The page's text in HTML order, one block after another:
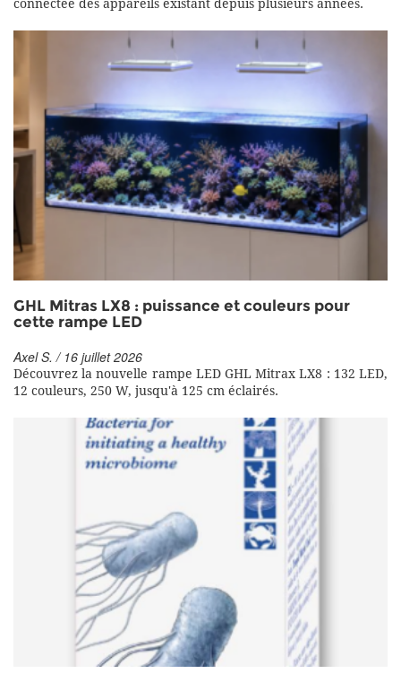
connectée des appareils existant depuis plusieurs années.
GHL Mitras LX8 : puissance et couleurs pour
cette rampe LED
Axel S. / 16 juillet 2026
Découvrez la nouvelle rampe LED GHL Mitrax LX8 : 132 LED,
12 couleurs, 250 W, jusqu'à 125 cm éclairés.